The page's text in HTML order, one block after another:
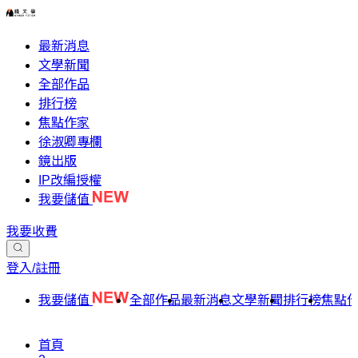
最新消息
文學新聞
全部作品
排行榜
焦點作家
徐淑卿專欄
鏡出版
IP改編授權
我要儲值
我要收費
登入/註冊
我要儲值 全部作品最新消息文學新聞排行榜焦點
首頁